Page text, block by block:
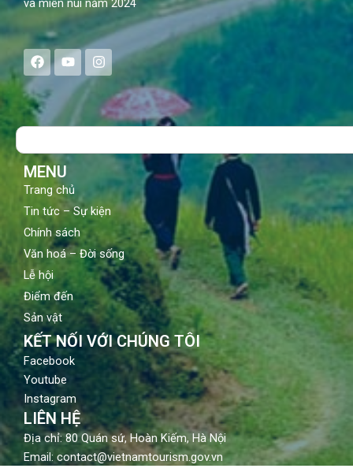
và miền núi năm 2024
F
a
c
e
b
o
Y
o
u
t
u
b
I
n
s
a
g
Search
MENU
Trang chủ
Tin tức – Sự kiện
Chính sách
Văn hoá – Đời sống
Lễ hội
Điểm đến
Sản vật
KẾT NỐI VỚI CHÚNG TÔI
Facebook
Youtube
Instagram
LIÊN HỆ
Địa chỉ: 80 Quán sứ, Hoàn Kiếm, Hà Nội
Email: contact@vietnamtourism.gov.vn